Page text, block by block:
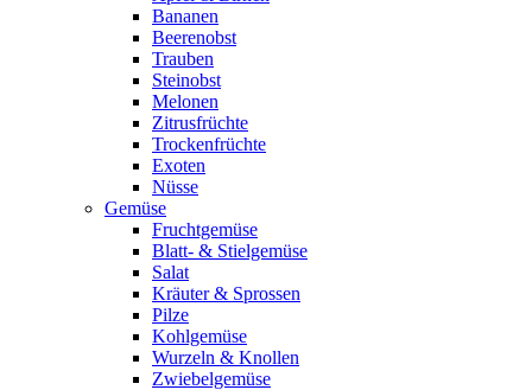
Bananen
Beerenobst
Trauben
Steinobst
Melonen
Zitrusfrüchte
Trockenfrüchte
Exoten
Nüsse
Gemüse
Fruchtgemüse
Blatt- & Stielgemüse
Salat
Kräuter & Sprossen
Pilze
Kohlgemüse
Wurzeln & Knollen
Zwiebelgemüse